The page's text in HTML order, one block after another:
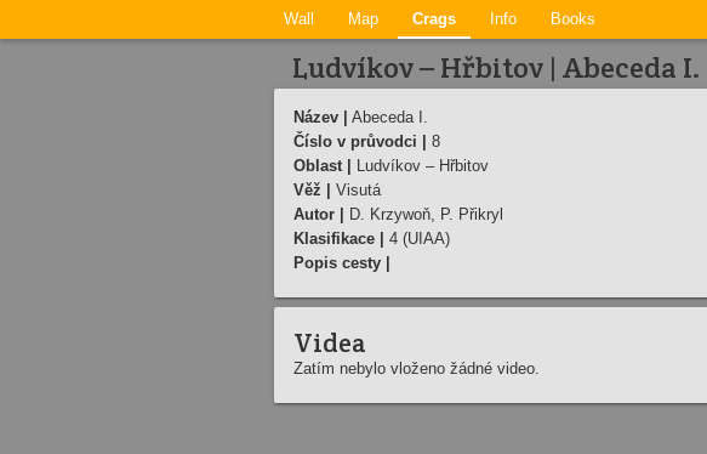
Wall Map Crags Info Books
Ludvíkov – Hřbitov | Abeceda I.
Název |
Abeceda I.
Číslo v průvodci |
8
Oblast |
Ludvíkov – Hřbitov
Věž |
Visutá
Autor |
D. Krzywoň, P. Přikryl
Klasifikace |
4 (UIAA)
Popis cesty |
Videa
Zatím nebylo vloženo žádné video.